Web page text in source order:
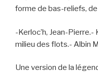
forme de bas-reliefs,
-Kerloc’h, Jean-Pierre.-
milieu des flots.- Albin
Une version de la